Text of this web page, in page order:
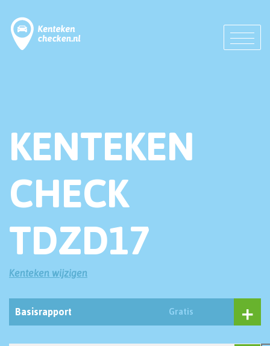
KENTEKEN
CHECK
TDZD17
Kenteken wijzigen
Basisrapport Gratis